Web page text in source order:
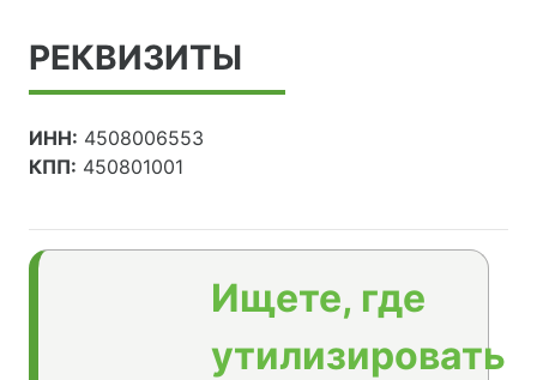
РЕКВИЗИТЫ
ИНН: 4508006553
КПП: 450801001
Ищете, где
утилизировать